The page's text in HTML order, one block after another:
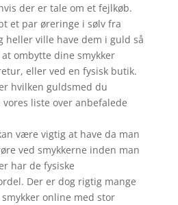
der er tale om et fejlkøb.
et par øreringe i sølv fra
heller ville have dem i guld så
ombytte dine smykker
eller ved en fysisk butik.
hvilken guldsmed du
liste over anbefalede
være vigtig at have da man
ved smykkerne inden man
har de fysiske
Der er dog rigtig mange
online med stor